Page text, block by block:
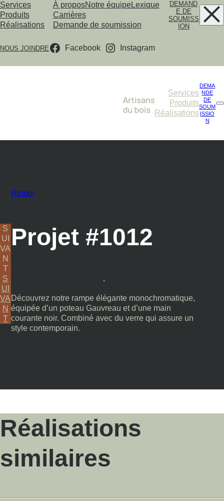
Services
Produits
Réalisations
À proposNotre équipeLexique
Carrières
Demande de soumission
DEMAND
E DE
SOUMISS
ION
NOUS JOINDRE Facebook Instagram
Services
Produits
Réalisations
DEMA
NDE
DE
SOUM
ISSIO
N
S
UI
VA
N
T
S
UI
VA
N
T
Retour
Projet #1012
Découvrez notre rampe élégante monochromatique,
équipée d’un poteau Gauvreau et d’une main
courante noir. Combiné avec du verre qui assure un
style contemporain.
Réalisations
similaires